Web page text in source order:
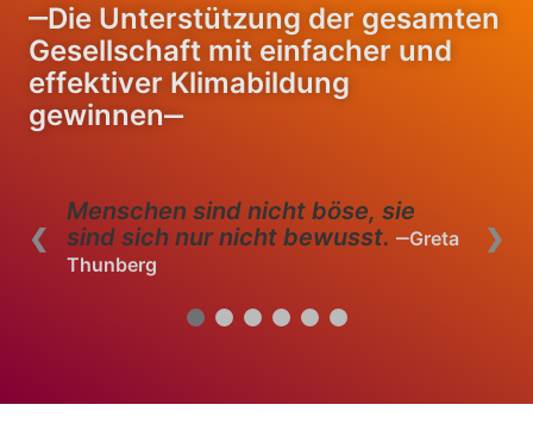
‒Die Unterstützung der gesamten
Gesellschaft mit einfacher und
effektiver Klimabildung
gewinnen‒
Kinder können bei ihren Eltern
Sorgen über den Klimawandel
auslösen.
❮ ❯